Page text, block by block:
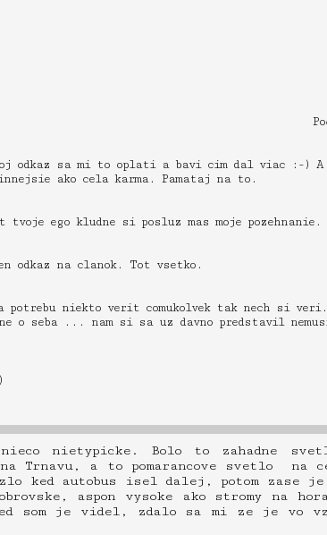
odkaz sa mi to oplati a bavi cim dal viac :-) A
ako cela karma. Pamataj na to.
ego kludne si posluz mas moje pozehnanie.
odkaz na clanok. Tot vsetko.
potrebu niekto verit comukolvek tak nech si
o seba ... nam si sa uz davno predstavil
nietypicke. Bolo to zahadne
Trnavu, a to pomarancove svetlo na
ked autobus isel dalej, potom zase
aspon vysoke ako stromy na
som je videl, zdalo sa mi ze je vo